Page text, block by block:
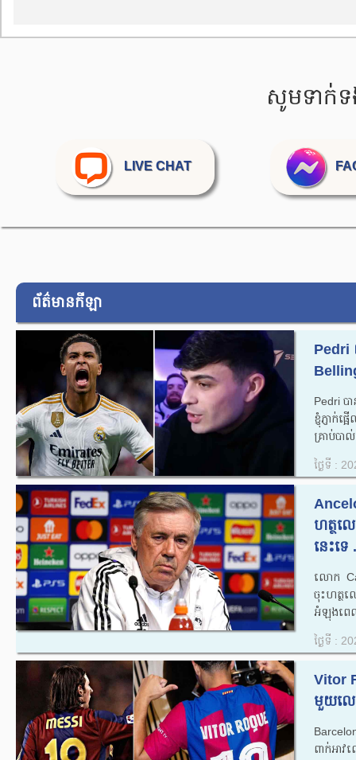
សូមទាក់ទ
LIVE CHAT
ព័ត៌មានកីឡា
Pedri
Pedri បា
ខ្ញុំភ្ញាក់
គ្រាប់ប
ថ្ងៃទី :
ហត្ថលេ
នេះទេ
លោក
ចុះហត្ថល
អំឡុងពេល
ថ្ងៃទី :
Vitor
មួយលេ
ពាក់អា